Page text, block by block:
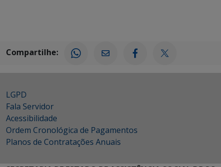
Compartilhe:
LGPD
Fala Servidor
Acessibilidade
Ordem Cronológica de Pagamentos
Planos de Contratações Anuais